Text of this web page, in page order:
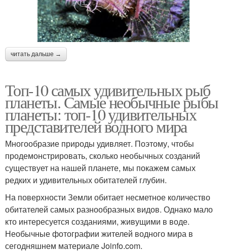
читать дальше →
Топ-10 самых удивительных рыб
планеты. Самые необычные рыбы
планеты: топ-10 удивительных
представителей водного мира
Многообразие природы удивляет. Поэтому, чтобы
продемонстрировать, сколько необычных созданий
существует на нашей планете, мы покажем самых
редких и удивительных обитателей глубин.
На поверхности Земли обитает несметное количество
обитателей самых разнообразных видов. Однако мало
кто интересуется созданиями, живущими в воде.
Необычные фотографии жителей водного мира в
сегодняшнем материале Joinfo.com.